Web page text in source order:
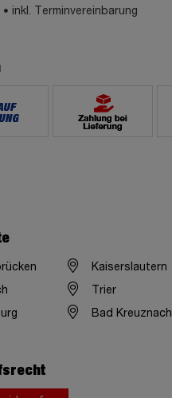
inkl. Terminvereinbarung
Kaiserslautern
Trier
Bad Kreuznach